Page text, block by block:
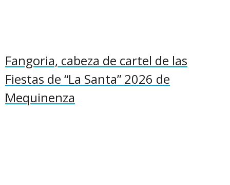
Fangoria, cabeza de cartel de las
Fiestas de “La Santa” 2026 de
Mequinenza